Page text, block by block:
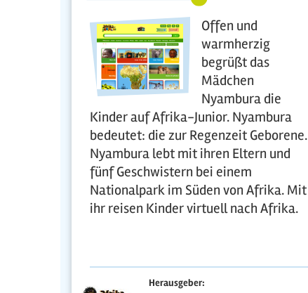
Offen und
warmherzig
begrüßt das
Mädchen
Nyambura die
Kinder auf Afrika-Junior. Nyambura
bedeutet: die zur Regenzeit Geborene.
Nyambura lebt mit ihren Eltern und
fünf Geschwistern bei einem
Nationalpark im Süden von Afrika. Mit
ihr reisen Kinder virtuell nach Afrika.
Herausgeber: